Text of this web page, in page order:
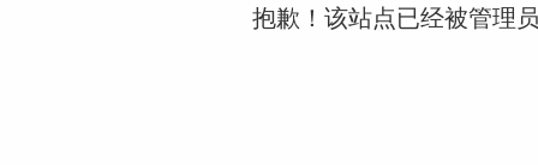
抱歉！该站点已经被管理